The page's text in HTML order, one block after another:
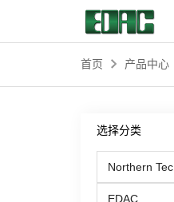
首页 产品中心
选择分类
Northern
EDAC